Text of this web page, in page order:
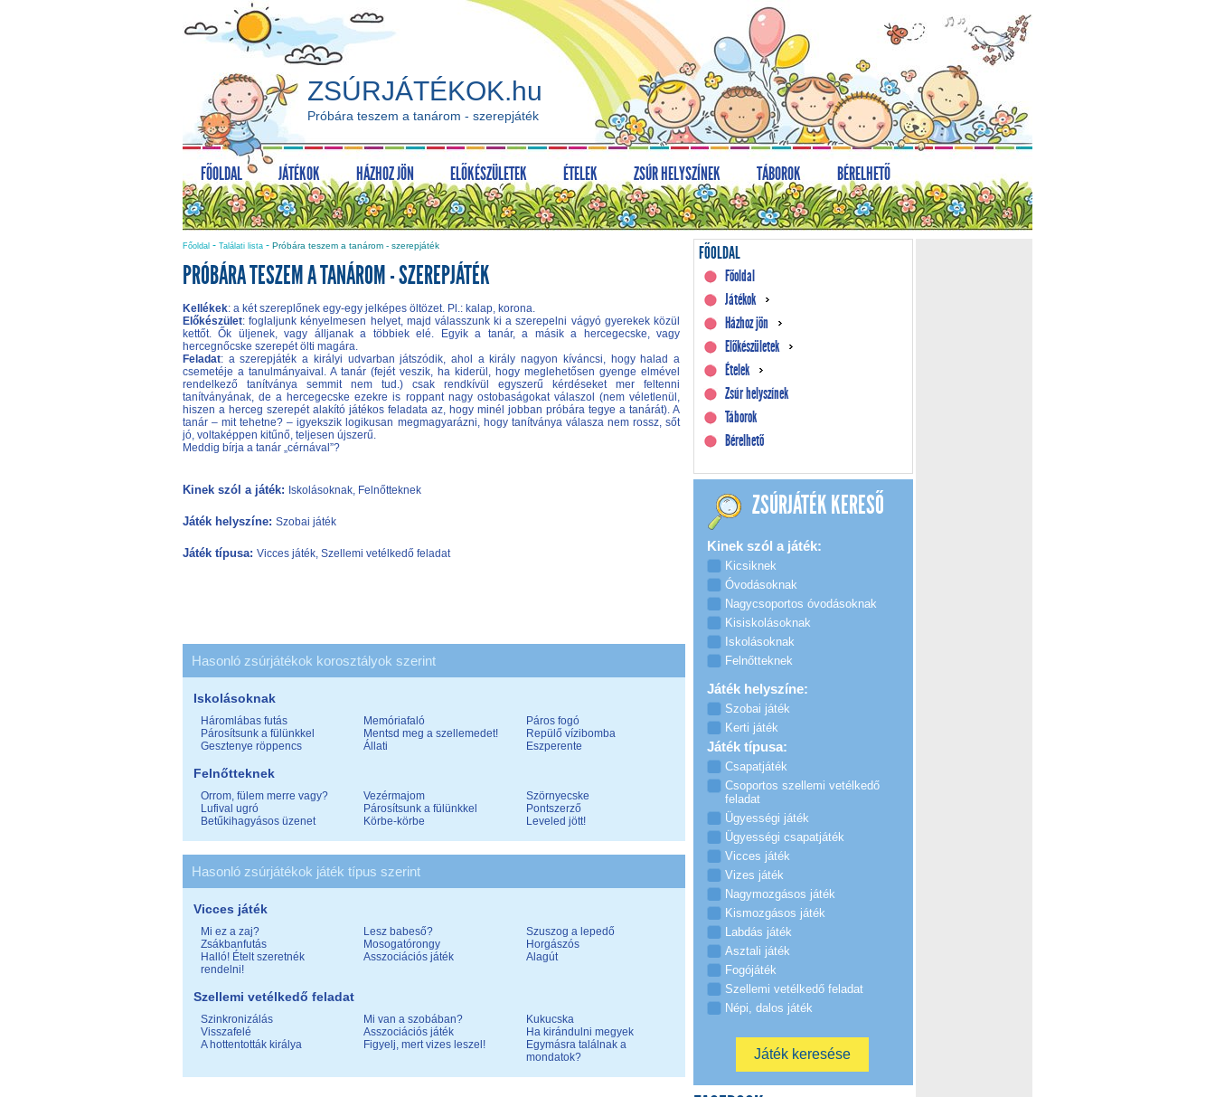
ZSÚRJÁTÉKOK.hu
Próbára teszem a tanárom - szerepjáték
FŐOLDAL JÁTÉKOK HÁZHOZ JÖN ELŐKÉSZÜLETEK ÉTELEK ZSÚR HELYSZÍNEK TÁBOROK BÉRELHETŐ
Főoldal - Találati lista - Próbára teszem a tanárom - szerepjáték
PRÓBÁRA TESZEM A TANÁROM - SZEREPJÁTÉK
Kellékek: a két szereplőnek egy-egy jelképes öltözet. Pl.: kalap, korona.
Előkészület: foglaljunk kényelmesen helyet, majd válasszunk ki a szerepelni vágyó gyerekek közül
kettőt. Ők üljenek, vagy álljanak a többiek elé. Egyik a tanár, a másik a hercegecske, vagy
hercegnőcske szerepét ölti magára.
Feladat: a szerepjáték a királyi udvarban játszódik, ahol a király nagyon kíváncsi, hogy halad a
csemetéje a tanulmányaival. A tanár (fejét veszik, ha kiderül, hogy meglehetősen gyenge elmével
rendelkező tanítványa semmit nem tud.) csak rendkívül egyszerű kérdéseket mer feltenni
tanítványának, de a hercegecske ezekre is roppant nagy ostobaságokat válaszol (nem véletlenül,
hiszen a herceg szerepét alakító játékos feladata az, hogy minél jobban próbára tegye a tanárát). A
tanár – mit tehetne? – igyekszik logikusan megmagyarázni, hogy tanítványa válasza nem rossz, sőt
jó, voltaképpen kitűnő, teljesen újszerű.
Meddig bírja a tanár „cérnával”?
Kinek szól a játék: Iskolásoknak, Felnőtteknek
Játék helyszíne: Szobai játék
Játék típusa: Vicces játék, Szellemi vetélkedő feladat
Hasonló zsúrjátékok korosztályok szerint
Iskolásoknak
Háromlábas futás Memóriafaló
Páros fogó
Párosítsunk a fülünkkel
Mentsd meg a szellemedet!
Repülő vízibomba
Gesztenye röppencs
Állati Eszperente
Felnőtteknek
Orrom, fülem merre vagy? Vezérmajom
Szörnyecske
Lufival ugró
Párosítsunk a fülünkkel
Pontszerző
Betűkihagyásos üzenet
Körbe-körbe Leveled jött!
Hasonló zsúrjátékok játék típus szerint
Vicces játék
Mi ez a zaj? Lesz babeső?
Szuszog a lepedő
Zsákbanfutás
Mosogatórongy
Horgászós
Halló! Ételt szeretnék
rendelni!
Asszociációs játék Alagút
Szellemi vetélkedő feladat
Szinkronizálás Mi van a szobában?
Kukucska
Visszafelé
Asszociációs játék
Ha kirándulni megyek
A hottentották királya
Figyelj, mert vizes leszel!
Egymásra találnak a
mondatok?
FŐOLDAL
Főoldal
Játékok
Házhoz jön
Előkészületek
Ételek
Zsúr helyszínek
Táborok
Bérelhető
ZSÚRJÁTÉK KERESŐ
Kinek szól a játék:
Kicsiknek
Óvodásoknak
Nagycsoportos óvodásoknak
Kisiskolásoknak
Iskolásoknak
Felnőtteknek
Játék helyszíne:
Szobai játék
Kerti játék
Játék típusa:
Csapatjáték
Csoportos szellemi vetélkedő
feladat
Ügyességi játék
Ügyességi csapatjáték
Vicces játék
Vizes játék
Nagymozgásos játék
Kismozgásos játék
Labdás játék
Asztali játék
Fogójáték
Szellemi vetélkedő feladat
Népi, dalos játék